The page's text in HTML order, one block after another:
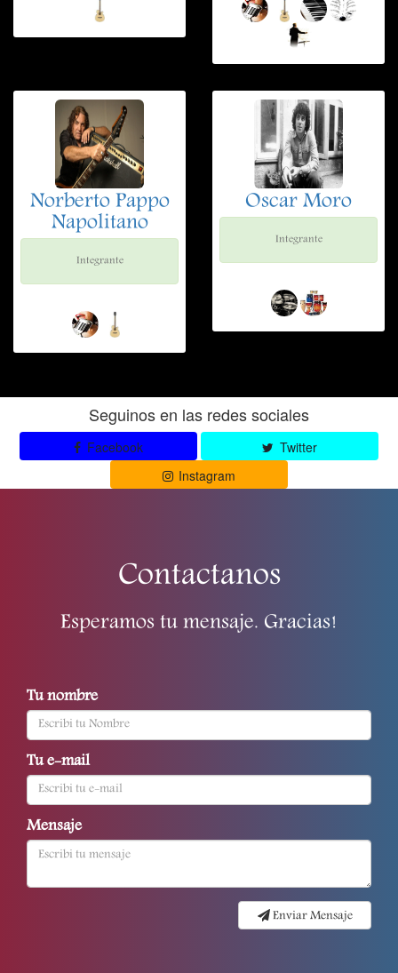
Norberto Pappo
Napolitano
Integrante
Oscar Moro
Integrante
Seguinos en las redes sociales
Facebook
Twitter
Instagram
Contactanos
Esperamos tu mensaje. Gracias!
Tu nombre
Tu e-mail
Mensaje
Enviar Mensaje